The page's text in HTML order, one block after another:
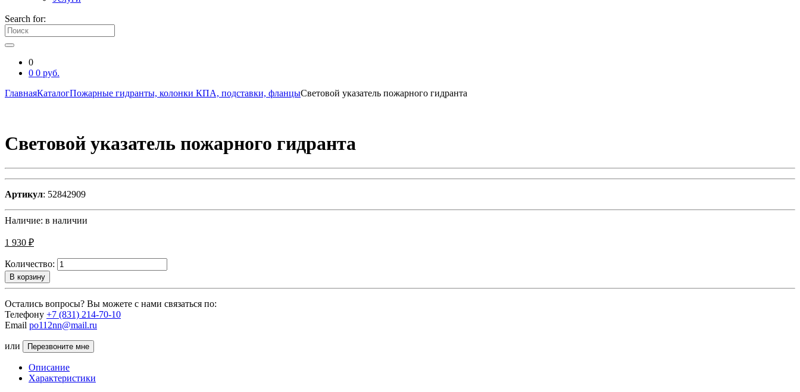
Search for:
0
0 0 руб.
ГлавнаяКаталогПожарные гидранты, колонки КПА, подставки, фланцыСветовой указатель пожарного гидранта
Световой указатель пожарного гидранта
Артикул: 52842909
Наличие: в наличии
1 930 ₽
Количество:
В корзину
Остались вопросы? Вы можете с нами связаться по:
Телефону +7 (831) 214-70-10
Email po112nn@mail.ru
или Перезвоните мне
Описание
Характеристики